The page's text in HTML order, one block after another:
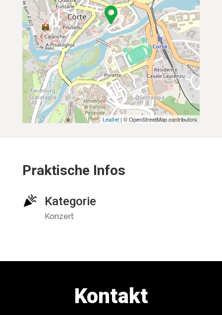
Leaflet | © OpenStreetMap contributors
Praktische Infos
Kategorie
Konzert
Kontakt